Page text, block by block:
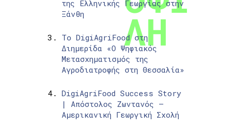
της Ελληνικής Γεωργίας στην
Ξάνθη
Το DigiAgriFood στη
Διημερίδα «Ο Ψηφιακός
Μετασχηματισμός της
Αγροδιατροφής στη Θεσσαλία»
DigiAgriFood Success Story
| Απόστολος Ζωντανός –
Αμερικανική Γεωργική Σχολή